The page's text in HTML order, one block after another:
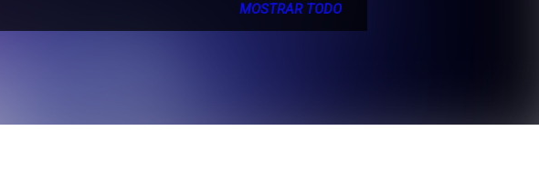
MOSTRAR TODO